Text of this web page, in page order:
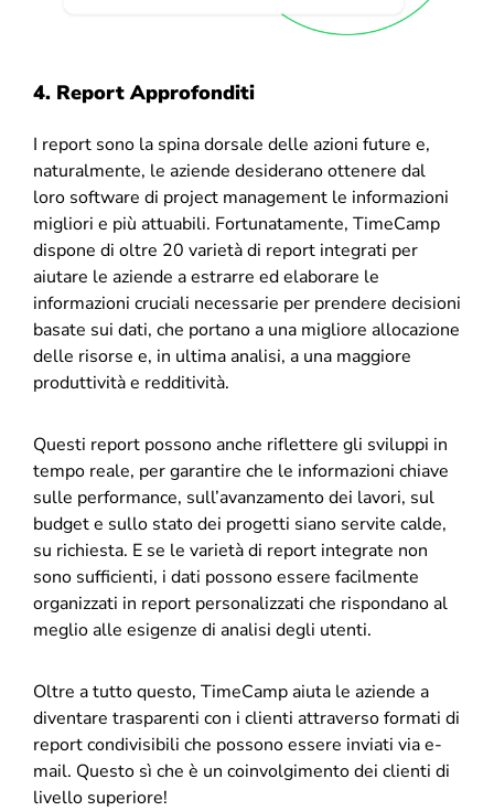
4. Report Approfonditi
I report sono la spina dorsale delle azioni future e,
naturalmente, le aziende desiderano ottenere dal
loro software di project management le informazioni
migliori e più attuabili. Fortunatamente, TimeCamp
dispone di oltre 20 varietà di report integrati per
aiutare le aziende a estrarre ed elaborare le
informazioni cruciali necessarie per prendere decisioni
basate sui dati, che portano a una migliore allocazione
delle risorse e, in ultima analisi, a una maggiore
produttività e redditività.
Questi report possono anche riflettere gli sviluppi in
tempo reale, per garantire che le informazioni chiave
sulle performance, sull’avanzamento dei lavori, sul
budget e sullo stato dei progetti siano servite calde,
su richiesta. E se le varietà di report integrate non
sono sufficienti, i dati possono essere facilmente
organizzati in report personalizzati che rispondano al
meglio alle esigenze di analisi degli utenti.
Oltre a tutto questo, TimeCamp aiuta le aziende a
diventare trasparenti con i clienti attraverso formati di
report condivisibili che possono essere inviati via e-
mail. Questo sì che è un coinvolgimento dei clienti di
livello superiore!